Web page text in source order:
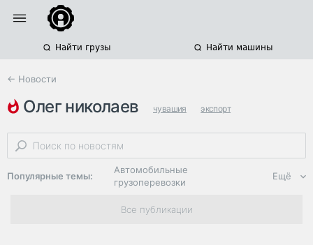
Найти грузы Найти машины
← Новости
олег николаев чувашия экспорт
сельскохозяйственная техника
Популярные темы:
Автомобильные
грузоперевозки
Региональная
логистика
Ещё
Все публикации